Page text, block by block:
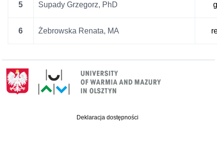
5 Supady Grzegorz, PhD
6 Żebrowska Renata, MA
Deklaracja dostępności